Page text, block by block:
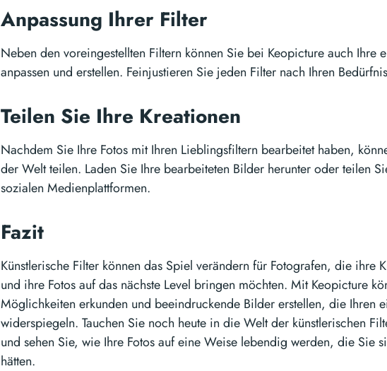
Anpassung Ihrer Filter
Neben den voreingestellten Filtern können Sie bei Keopicture auch Ihre
anpassen und erstellen. Feinjustieren Sie jeden Filter nach Ihren
Teilen Sie Ihre Kreationen
Nachdem Sie Ihre Fotos mit Ihren Lieblingsfiltern bearbeitet haben,
der Welt teilen. Laden Sie Ihre bearbeiteten Bilder herunter oder teilen
sozialen Medienplattformen.
Fazit
Künstlerische Filter können das Spiel verändern für Fotografen, die ihre
und ihre Fotos auf das nächste Level bringen möchten. Mit Keopicture
Möglichkeiten erkunden und beeindruckende Bilder erstellen, die Ihren
widerspiegeln. Tauchen Sie noch heute in die Welt der künstlerischen
und sehen Sie, wie Ihre Fotos auf eine Weise lebendig werden, die Sie
hätten.